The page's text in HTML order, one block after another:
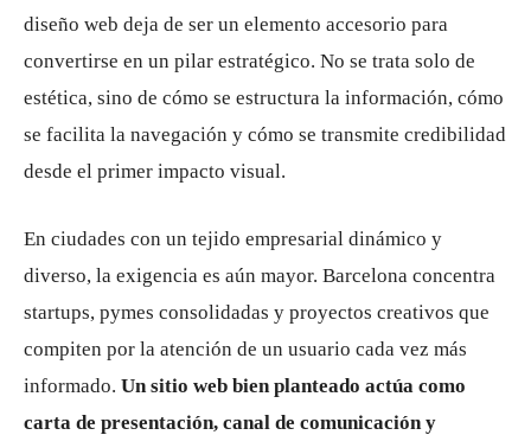
diseño web deja de ser un elemento accesorio para
convertirse en un pilar estratégico. No se trata solo de
estética, sino de cómo se estructura la información, cómo
se facilita la navegación y cómo se transmite credibilidad
desde el primer impacto visual.
En ciudades con un tejido empresarial dinámico y
diverso, la exigencia es aún mayor. Barcelona concentra
startups, pymes consolidadas y proyectos creativos que
compiten por la atención de un usuario cada vez más
informado. Un sitio web bien planteado actúa como
carta de presentación, canal de comunicación y